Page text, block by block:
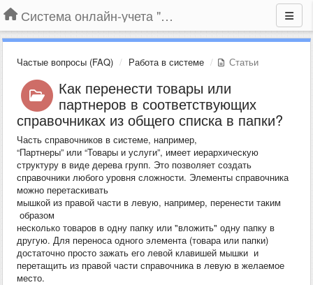
Система онлайн-учета "Большая Птица"
Частые вопросы (FAQ) Работа в системе Статьи
Как перенести товары или
партнеров в соответствующих
справочниках из общего списка в папки?
Часть справочников в системе, например,
“Партнеры” или “Товары и услуги”, имеет иерархическую
структуру в виде дерева групп. Это позволяет создать
справочники любого уровня сложности. Элементы справочника
можно перетаскивать
мышкой из правой части в левую, например, перенести таким
образом
несколько товаров в одну папку или "вложить" одну папку в
другую. Для переноса одного элемента (товара или папки)
достаточно просто зажать его левой клавишей мышки и
перетащить из правой части справочника в левую в желаемое
место.